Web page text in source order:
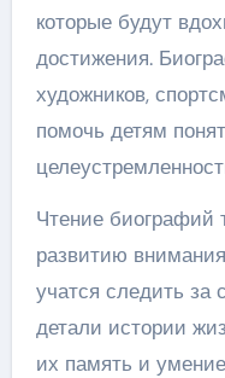
которые будут
достижения.
художников,
помочь детям
Чтение биографий
развитию
учатся следить за
детали истории
их память и